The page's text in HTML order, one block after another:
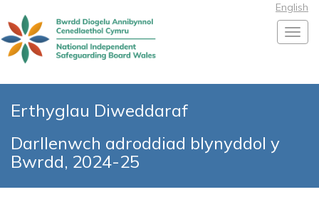
English
Erthyglau Diweddaraf
Darllenwch adroddiad blynyddol y
Bwrdd, 2024-25